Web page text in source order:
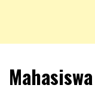
NKRIPOST